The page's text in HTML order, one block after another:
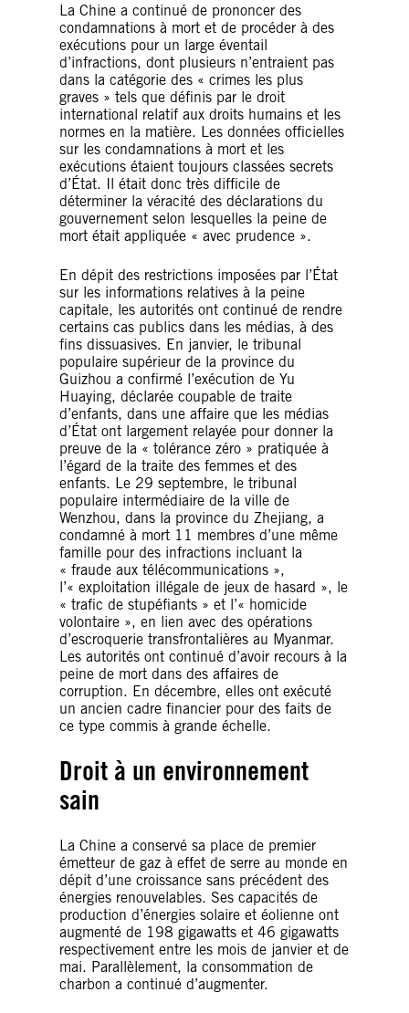
La Chine a continué de prononcer des
condamnations à mort et de procéder à des
exécutions pour un large éventail
d’infractions, dont plusieurs n’entraient pas
dans la catégorie des « crimes les plus
graves » tels que définis par le droit
international relatif aux droits humains et les
normes en la matière. Les données officielles
sur les condamnations à mort et les
exécutions étaient toujours classées secrets
d’État. Il était donc très difficile de
déterminer la véracité des déclarations du
gouvernement selon lesquelles la peine de
mort était appliquée « avec prudence ».
En dépit des restrictions imposées par l’État
sur les informations relatives à la peine
capitale, les autorités ont continué de rendre
certains cas publics dans les médias, à des
fins dissuasives. En janvier, le tribunal
populaire supérieur de la province du
Guizhou a confirmé l’exécution de Yu
Huaying, déclarée coupable de traite
d’enfants, dans une affaire que les médias
d’État ont largement relayée pour donner la
preuve de la « tolérance zéro » pratiquée à
l’égard de la traite des femmes et des
enfants. Le 29 septembre, le tribunal
populaire intermédiaire de la ville de
Wenzhou, dans la province du Zhejiang, a
condamné à mort 11 membres d’une même
famille pour des infractions incluant la
« fraude aux télécommunications »,
l’« exploitation illégale de jeux de hasard », le
« trafic de stupéfiants » et l’« homicide
volontaire », en lien avec des opérations
d’escroquerie transfrontalières au Myanmar.
Les autorités ont continué d’avoir recours à la
peine de mort dans des affaires de
corruption. En décembre, elles ont exécuté
un ancien cadre financier pour des faits de
ce type commis à grande échelle.
Droit à un environnement
sain
La Chine a conservé sa place de premier
émetteur de gaz à effet de serre au monde en
dépit d’une croissance sans précédent des
énergies renouvelables. Ses capacités de
production d’énergies solaire et éolienne ont
augmenté de 198 gigawatts et 46 gigawatts
respectivement entre les mois de janvier et de
mai. Parallèlement, la consommation de
charbon a continué d’augmenter.